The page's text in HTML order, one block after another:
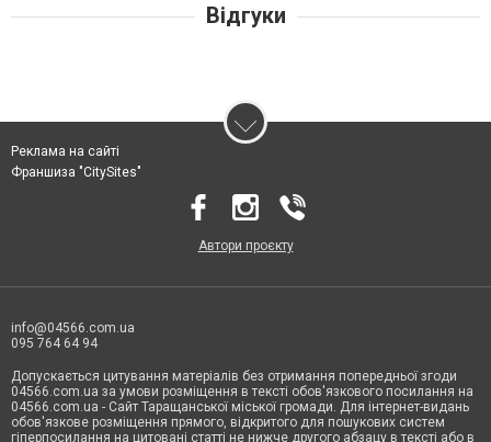
Відгуки
Реклама на сайті
Франшиза "CitySites"
Автори проєкту
info@04566.com.ua
095 764 64 94
Допускається цитування матеріалів без отримання попередньої згоди
04566.com.ua за умови розміщення в тексті обов'язкового посилання на
04566.com.ua - Cайт Таращанської міської громади. Для інтернет-видань
обов'язкове розміщення прямого, відкритого для пошукових систем
гіперпосилання на цитовані статті не нижче другого абзацу в тексті або в